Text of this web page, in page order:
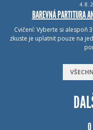
4. 8.
BAREVNÁ PARTITURA
Cvičení: Vyberte si alespoň
zkuste je uplatnit pouze na